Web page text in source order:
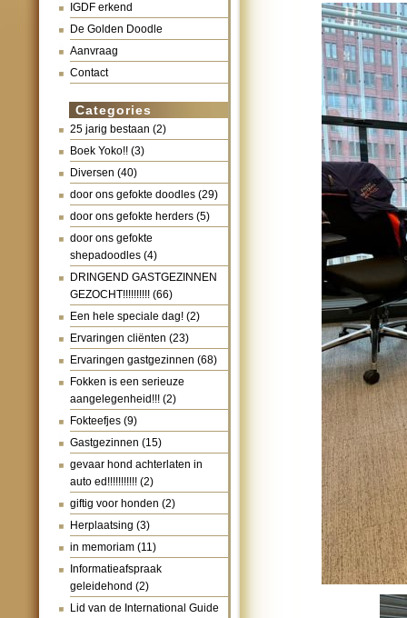
IGDF erkend
De Golden Doodle
Aanvraag
Contact
Categories
25 jarig bestaan (2)
Boek Yoko!! (3)
Diversen (40)
door ons gefokte doodles (29)
door ons gefokte herders (5)
door ons gefokte
shepadoodles (4)
DRINGEND GASTGEZINNEN
GEZOCHT!!!!!!!!!! (66)
Een hele speciale dag! (2)
Ervaringen cliënten (23)
Ervaringen gastgezinnen (68)
Fokken is een serieuze
aangelegenheid!!! (2)
Fokteefjes (9)
Gastgezinnen (15)
gevaar hond achterlaten in
auto ed!!!!!!!!!!! (2)
giftig voor honden (2)
Herplaatsing (3)
in memoriam (11)
Informatieafspraak
geleidehond (2)
Lid van de International Guide